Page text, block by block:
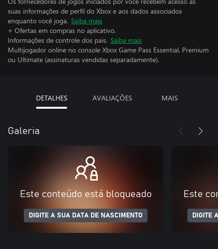
suas informações de perfil do Xbox e aos dados associados
enquanto você joga. Saiba mais
+ Ofertas em compras no aplicativo.
Informações de controle dos pais. Saiba mais
Multijogador online no console Xbox Game Pass Essential, Premium
ou Ultimate (assinaturas vendidas separadamente).
DETALHES AVALIAÇÕES MAIS
Galeria
Este conteúdo está bloqueado
DIGITE A SUA DATA DE NASCIMENTO
Este
DIGITE